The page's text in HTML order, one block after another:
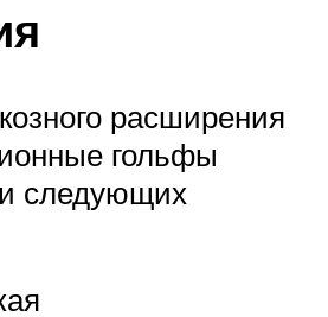
расширения
гольфы
следующих